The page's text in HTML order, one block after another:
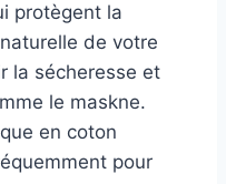
protègent la
de votre
la sécheresse et
le maskne.
en coton
pour